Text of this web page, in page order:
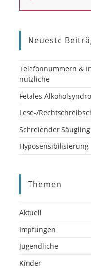
Neueste
Telefonnummern &
nützliche
Fetales
Lese-/
Schreiender
Hyposensibilisierung
Themen
Aktuell
Impfungen
Jugendliche
Kinder